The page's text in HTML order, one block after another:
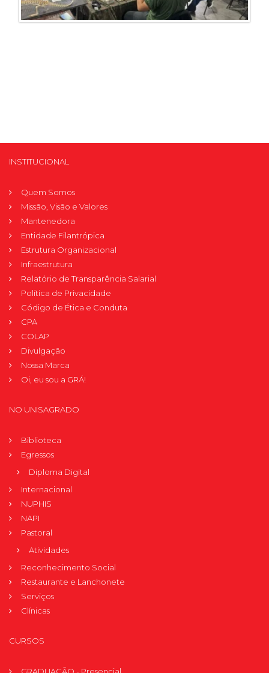
INSTITUCIONAL
Quem Somos
Missão, Visão e Valores
Mantenedora
Entidade Filantrópica
Estrutura Organizacional
Infraestrutura
Relatório de Transparência Salarial
Política de Privacidade
Código de Ética e Conduta
CPA
COLAP
Divulgação
Nossa Marca
Oi, eu sou a GRÁ!
NO UNISAGRADO
Biblioteca
Egressos
Diploma Digital
Internacional
NUPHIS
NAPI
Pastoral
Atividades
Reconhecimento Social
Restaurante e Lanchonete
Serviços
Clínicas
CURSOS